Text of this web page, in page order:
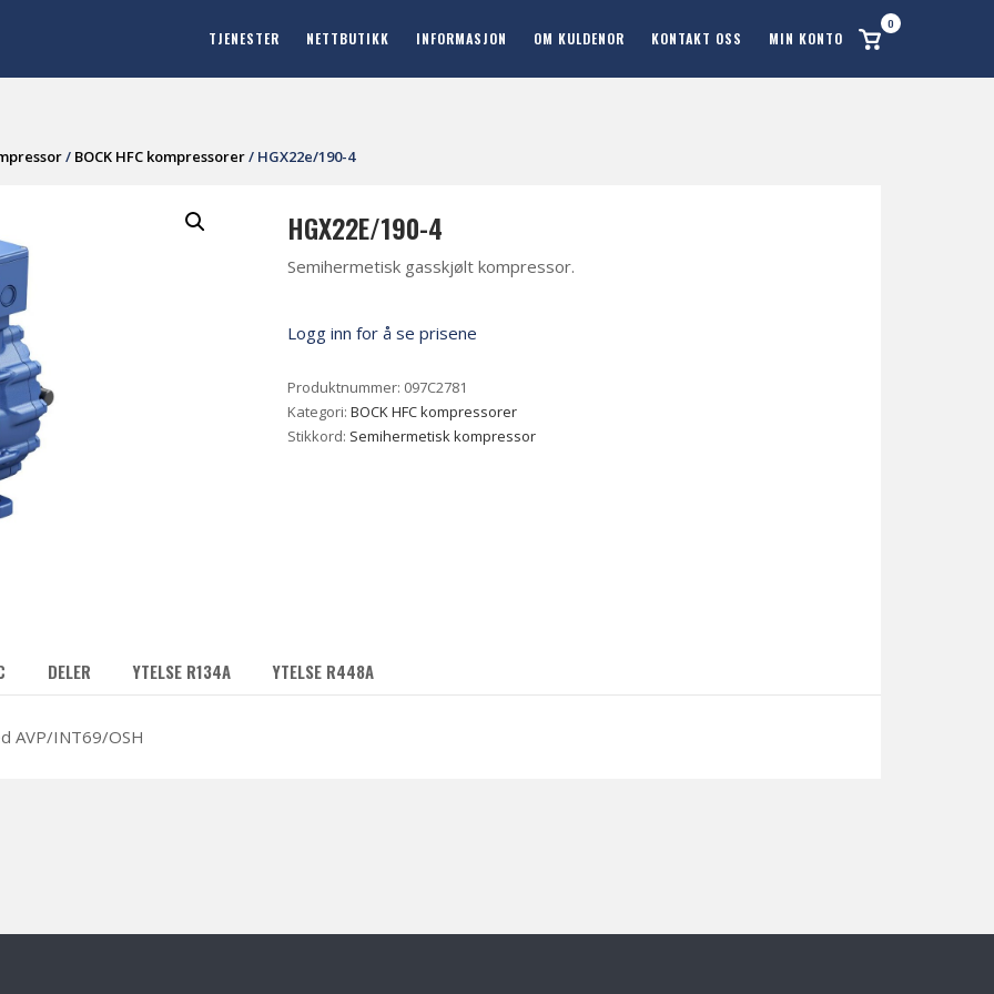
TJENESTER NETTBUTIKK INFORMASJON OM KULDENOR KONTAKT OSS MIN KONTO
Se 0
/ BOCK HFC kompressorer/ HGX22e/190-4
HGX22E/190-4
Semihermetisk gasskjølt kompressor.
Logg inn for å se prisene
Produktnummer: 097C2781
Kategori:BOCK HFC kompressorer
Stikkord: Semihermetisk kompressor
DELER YTELSE R134A YTELSE R448A
AVP/INT69/OSH